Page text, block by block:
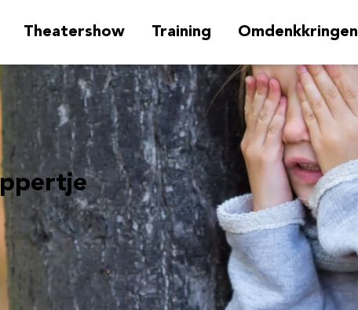
Theatershow Training Omdenkkringen